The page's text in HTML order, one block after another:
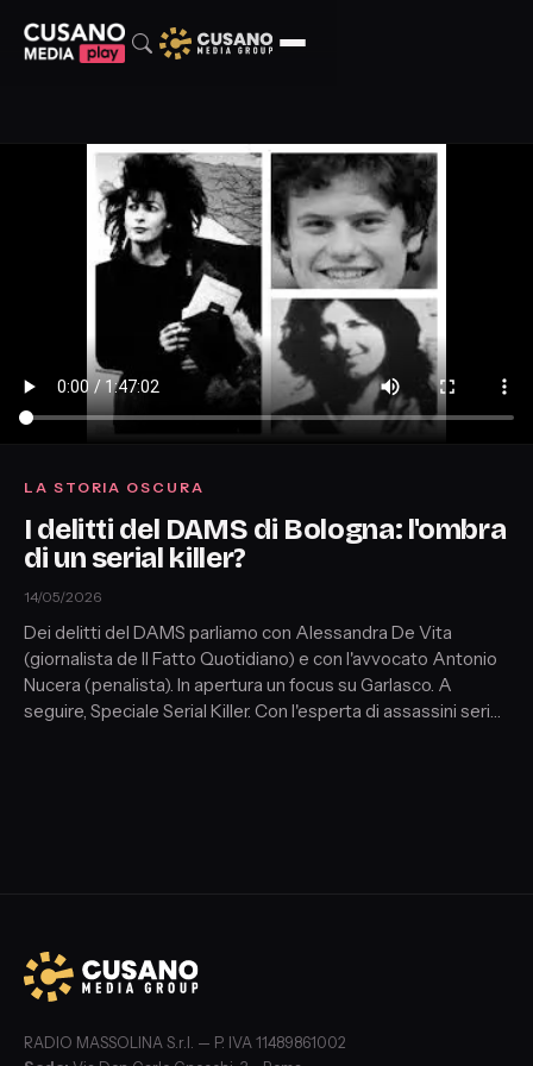
LA STORIA OSCURA
I delitti del DAMS di Bologna: l'ombra
di un serial killer?
14/05/2026
Dei delitti del DAMS parliamo con Alessandra De Vita
(giornalista de Il Fatto Quotidiano) e con l'avvocato Antonio
Nucera (penalista). In apertura un focus su Garlasco. A
seguire, Speciale Serial Killer. Con l'esperta di assassini seriali
RADIO MASSOLINA S.r.l. — P. IVA 11489861002